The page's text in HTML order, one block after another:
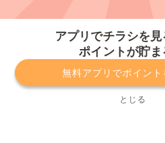
アプリでチラシを
ポイントが貯ま
無料アプリでポイント
とじる
プライバシーポリシー 利用規約
サービスに関してのお問い合わせ